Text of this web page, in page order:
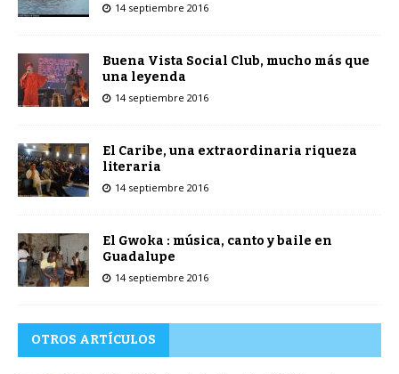
14 septiembre 2016
Buena Vista Social Club, mucho más que
una leyenda
14 septiembre 2016
El Caribe, una extraordinaria riqueza
literaria
14 septiembre 2016
El Gwoka : música, canto y baile en
Guadalupe
14 septiembre 2016
OTROS ARTÍCULOS